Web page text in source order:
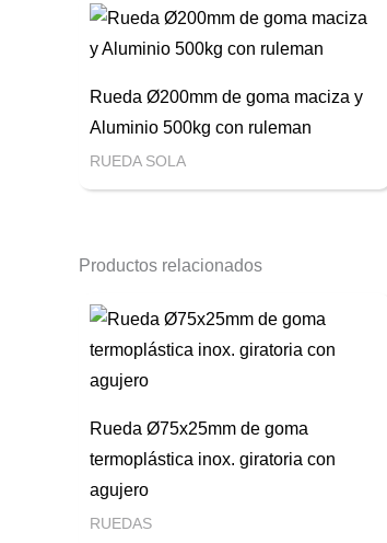
Rueda Ø200mm de goma maciza y
Aluminio 500kg con ruleman
RUEDA SOLA
Productos relacionados
Rueda Ø75x25mm de goma
termoplástica inox. giratoria con
agujero
RUEDAS